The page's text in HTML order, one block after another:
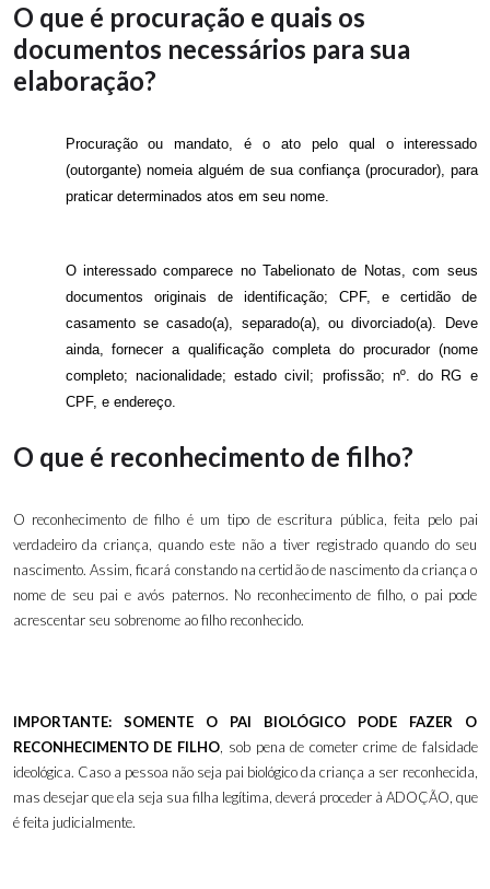
O que é procuração e quais os
documentos necessários para sua
elaboração?
Procuração ou mandato, é o ato pelo qual o interessado
(outorgante) nomeia alguém de sua confiança (procurador), para
praticar determinados atos em seu nome.
O interessado comparece no Tabelionato de Notas, com seus
documentos originais de identificação; CPF, e certidão de
casamento se casado(a), separado(a), ou divorciado(a). Deve
ainda, fornecer a qualificação completa do procurador (nome
completo; nacionalidade; estado civil; profissão; nº. do RG e
CPF, e endereço.
O que é reconhecimento de filho?
O reconhecimento de filho é um tipo de escritura pública, feita pelo pai
verdadeiro da criança, quando este não a tiver registrado quando do seu
nascimento. Assim, ficará constando na certidão de nascimento da criança o
nome de seu pai e avós paternos. No reconhecimento de filho, o pai pode
acrescentar seu sobrenome ao filho reconhecido.
IMPORTANTE: SOMENTE O PAI BIOLÓGICO PODE FAZER O
RECONHECIMENTO DE FILHO , sob pena de cometer crime de falsidade
ideológica. Caso a pessoa não seja pai biológico da criança a ser reconhecida,
mas desejar que ela seja sua filha legítima, deverá proceder à ADOÇÃO, que
é feita judicialmente.